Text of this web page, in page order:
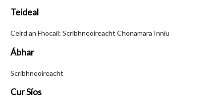
Teideal
Ceird an Fhocail: Scríbhneoireacht Chonamara Inniu
Ábhar
Scríbhneoireacht
Cur Síos